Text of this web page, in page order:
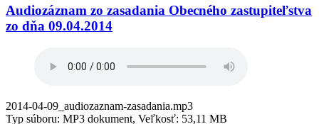
Audiozáznam zo zasadania Obecného zastupiteľstva
zo dňa 09.04.2014
2014-04-09_audiozaznam-zasadania.mp3
Typ súboru: MP3 dokument, Veľkosť: 53,11 MB